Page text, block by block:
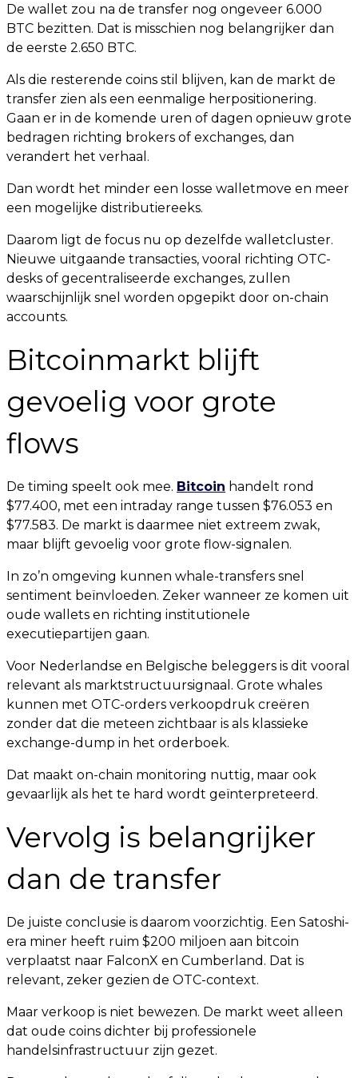
De wallet zou na de transfer nog ongeveer 6.000
BTC bezitten. Dat is misschien nog belangrijker dan
de eerste 2.650 BTC.
Als die resterende coins stil blijven, kan de markt de
transfer zien als een eenmalige herpositionering.
Gaan er in de komende uren of dagen opnieuw grote
bedragen richting brokers of exchanges, dan
verandert het verhaal.
Dan wordt het minder een losse walletmove en meer
een mogelijke distributiereeks.
Daarom ligt de focus nu op dezelfde walletcluster.
Nieuwe uitgaande transacties, vooral richting OTC-
desks of gecentraliseerde exchanges, zullen
waarschijnlijk snel worden opgepikt door on-chain
accounts.
Bitcoinmarkt blijft
gevoelig voor grote
flows
De timing speelt ook mee. Bitcoin handelt rond
$77.400, met een intraday range tussen $76.053 en
$77.583. De markt is daarmee niet extreem zwak,
maar blijft gevoelig voor grote flow-signalen.
In zo’n omgeving kunnen whale-transfers snel
sentiment beïnvloeden. Zeker wanneer ze komen uit
oude wallets en richting institutionele
executiepartijen gaan.
Voor Nederlandse en Belgische beleggers is dit vooral
relevant als marktstructuursignaal. Grote whales
kunnen met OTC-orders verkoopdruk creëren
zonder dat die meteen zichtbaar is als klassieke
exchange-dump in het orderboek.
Dat maakt on-chain monitoring nuttig, maar ook
gevaarlijk als het te hard wordt geïnterpreteerd.
Vervolg is belangrijker
dan de transfer
De juiste conclusie is daarom voorzichtig. Een Satoshi-
era miner heeft ruim $200 miljoen aan bitcoin
verplaatst naar FalconX en Cumberland. Dat is
relevant, zeker gezien de OTC-context.
Maar verkoop is niet bewezen. De markt weet alleen
dat oude coins dichter bij professionele
handelsinfrastructuur zijn gezet.